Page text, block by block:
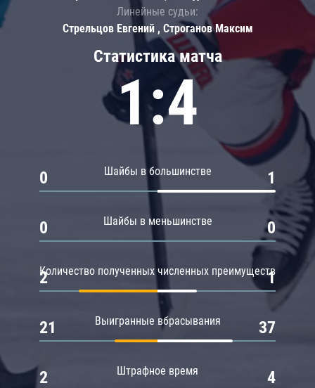
Статистика матча
1:4
Шайбы в большинстве
0 1
Шайбы в меньшинстве
0 0
Количество полученных численных преимуществ
2 1
Выигранные вбрасывания
21 37
Штрафное время
2 4
Линейные судьи:
Стрельцов Евгений , Строганов Максим